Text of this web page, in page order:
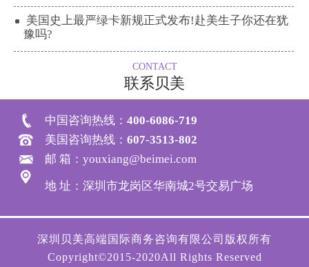
美国史上最严绿卡新规正式发布!赴美生子你还在犹
豫吗?
CONTACT
联系贝美
中国咨询热线： 400-6086-719
美国咨询热线： 607-3513-802
邮 箱：youxiang@beimei.com
地 址：深圳市龙岗区华南城2号交易广场
深圳贝美高端国际商务咨询有限公司版权所有
Copyright©2015-2020All Rights Reserved